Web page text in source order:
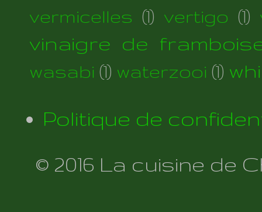
vermicelles (1) vertigo (1)
vinaigre de
wasabi (1) waterzooi (1)
Politique de
© 2016 La cuisine de